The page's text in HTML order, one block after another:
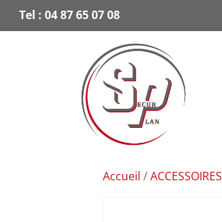
Tel : 04 87 65 07 08
Accueil /ACCESSOIRES